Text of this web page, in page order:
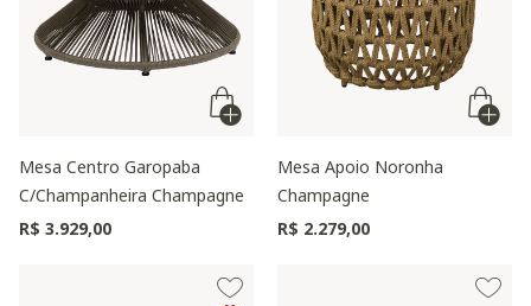
Mesa Centro Garopaba
C/Champanheira Champagne
R$ 3.929,00
Mesa Apoio Noronha
Champagne
R$ 2.279,00